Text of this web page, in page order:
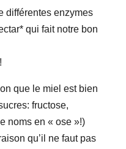
différentes enzymes
qui fait notre bon
que le miel est bien
fructose,
noms en « ose »!)
qu’il ne faut pas